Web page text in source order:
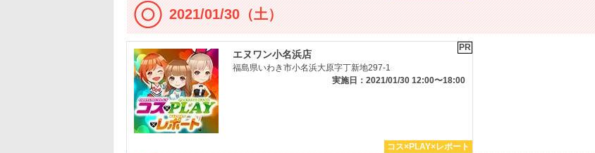
2021/01/30（土）
PR
エヌワン小名浜店
福島県いわき市小名浜大原字丁新地297-1
実施日：2021/01/30 12:00〜18:00
コス×PLAY×レポート